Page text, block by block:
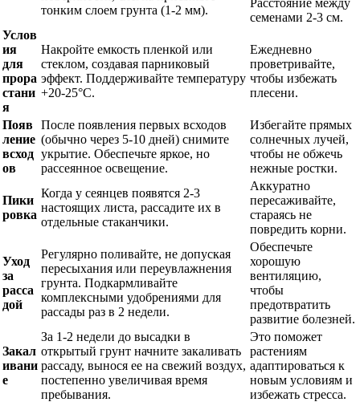
тонким слоем грунта (1-2 мм).
Расстояние между
семенами 2-3 см.
Услов
ия
для
прора
стани
я
Накройте емкость пленкой или
стеклом, создавая парниковый
эффект. Поддерживайте температуру
+20-25°C.
Ежедневно
проветривайте,
чтобы избежать
плесени.
Появ
ление
всход
ов
После появления первых всходов
(обычно через 5-10 дней) снимите
укрытие. Обеспечьте яркое, но
рассеянное освещение.
Избегайте прямых
солнечных лучей,
чтобы не обжечь
нежные ростки.
Пики
ровка
Когда у сеянцев появятся 2-3
настоящих листа, рассадите их в
отдельные стаканчики.
Аккуратно
пересаживайте,
стараясь не
повредить корни.
Уход
за
расса
дой
Регулярно поливайте, не допуская
пересыхания или переувлажнения
грунта. Подкармливайте
комплексными удобрениями для
рассады раз в 2 недели.
Обеспечьте
хорошую
вентиляцию,
чтобы
предотвратить
развитие болезней.
Закал
ивани
е
За 1-2 недели до высадки в
открытый грунт начните закаливать
рассаду, вынося ее на свежий воздух,
постепенно увеличивая время
пребывания.
Это поможет
растениям
адаптироваться к
новым условиям и
избежать стресса.